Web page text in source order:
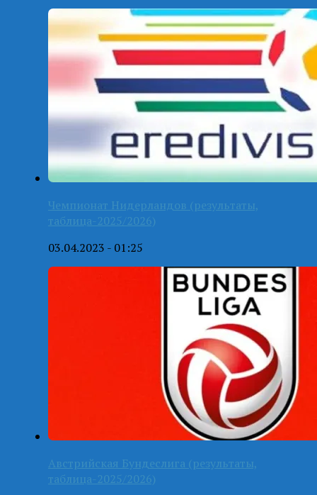
Чемпионат Нидерландов (результаты,
таблица-2025/2026)
03.04.2023 - 01:25
Австрийская Бундеслига (результаты,
таблица-2025/2026)